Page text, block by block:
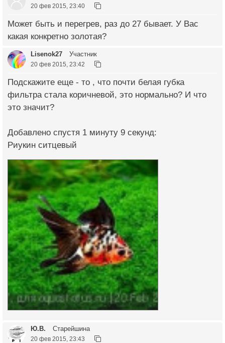
20 фев 2015, 23:40
Может быть и перегрев, раз до 27 бывает. У Вас
какая конкретно золотая?
Lisenok27 Участник
20 фев 2015, 23:42
Подскажите еще - то , что почти белая губка
фильтра стала коричневой, это нормально? И что
это значит?
Добавлено спустя 1 минуту 9 секунд:
Риукин ситцевый
Ю.В. Старейшина
20 фев 2015, 23:43